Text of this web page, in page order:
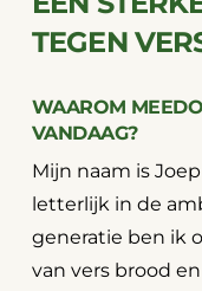
TEGEN
WAAROM
VANDAAG?
Mijn naam is
letterlijk in de
generatie ben ik
van vers brood